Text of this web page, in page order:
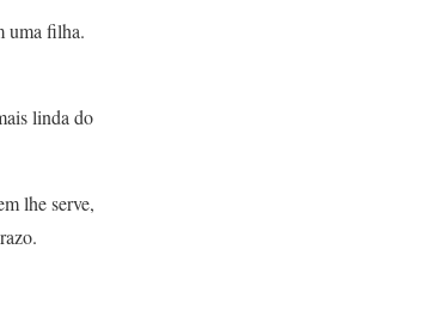
uma filha.
linda do
lhe serve,